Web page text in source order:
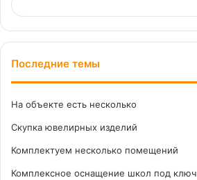
Последние темы
На объекте есть несколько
Скупка ювелирных изделий
Комплектуем несколько помещений
Комплексное оснащение школ под ключ